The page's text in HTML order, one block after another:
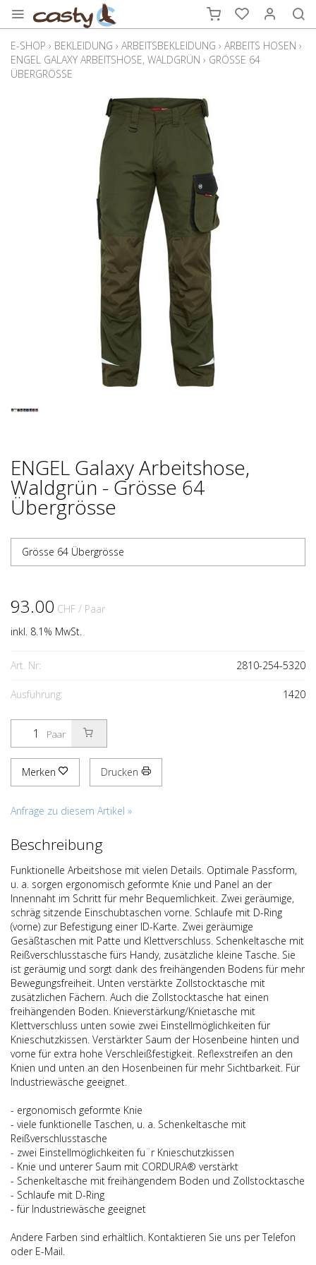
E-SHOP › BEKLEIDUNG › ARBEITSBEKLEIDUNG › ARBEITS HOSEN ›
ENGEL GALAXY ARBEITSHOSE, WALDGRÜN › GRÖSSE 64
ÜBERGRÖSSE
ENGEL Galaxy Arbeitshose,
Waldgrün - Grösse 64
Übergrösse
Grösse 64 Übergrösse
93.00 CHF / Paar
inkl. 8.1% MwSt.
Art. Nr: 2810-254-5320
Ausführung: 1420
Paar
Merken Drucken
Anfrage zu diesem Artikel »
Beschreibung
Funktionelle Arbeitshose mit vielen Details. Optimale Passform,
u. a. sorgen ergonomisch geformte Knie und Panel an der
Innennaht im Schritt für mehr Bequemlichkeit. Zwei geräumige,
schräg sitzende Einschubtaschen vorne. Schlaufe mit D-Ring
(vorne) zur Befestigung einer ID-Karte. Zwei geräumige
Gesäßtaschen mit Patte und Klettverschluss. Schenkeltasche mit
Reißverschlusstasche fürs Handy, zusätzliche kleine Tasche. Sie
ist geräumig und sorgt dank des freihängenden Bodens für mehr
Bewegungsfreiheit. Unten verstärkte Zollstocktasche mit
zusätzlichen Fächern. Auch die Zollstocktasche hat einen
freihängenden Boden. Knieverstärkung/Knietasche mit
Klettverschluss unten sowie zwei Einstellmöglichkeiten für
Knieschutzkissen. Verstärkter Saum der Hosenbeine hinten und
vorne für extra hohe Verschleißfestigkeit. Reflexstreifen an den
Knien und unten an den Hosenbeinen für mehr Sichtbarkeit. Für
Industriewäsche geeignet.
- ergonomisch geformte Knie
- viele funktionelle Taschen, u. a. Schenkeltasche mit
Reißverschlusstasche
- zwei Einstellmöglichkeiten fu¨r Knieschutzkissen
- Knie und unterer Saum mit CORDURA® verstärkt
- Schenkeltasche mit freihängendem Boden und Zollstocktasche
- Schlaufe mit D-Ring
- für Industriewäsche geeignet
Andere Farben sind erhältlich. Kontaktieren Sie uns per Telefon
oder E-Mail.